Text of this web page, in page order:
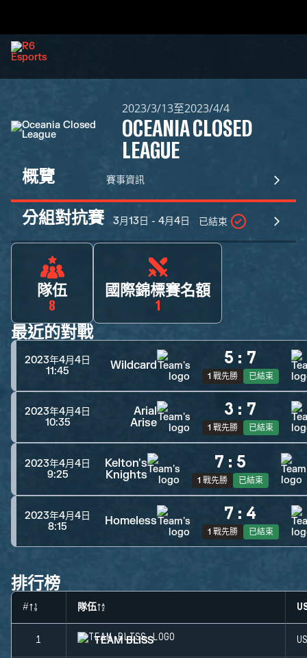
2023/3/13至2023/4/4
OCEANIA CLOSED
LEAGUE
概覽 賽事資訊
分組對抗賽 3月13日 - 4月4日 已結束
隊伍
8
國際錦標賽名額
1
最近的對戰
2023年4月4日
11:45
Wildcard 5 : 7
1 戰先勝 已結束
2023年4月4日
10:35
Arial
Arise
3 : 7
1 戰先勝 已結束
2023年4月4日
9:25
Kelton's
Knights
7 : 5
1 戰先勝 已結束
2023年4月4日
8:15
Homeless 7 : 4
1 戰先勝 已結束
排行榜
# 隊伍
1 TEAM BLISS